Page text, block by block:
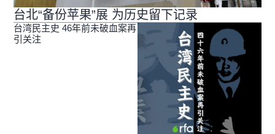
台北“备份苹果”展 为历史留下记录
台湾民主史 46年前未破血案再
引关注